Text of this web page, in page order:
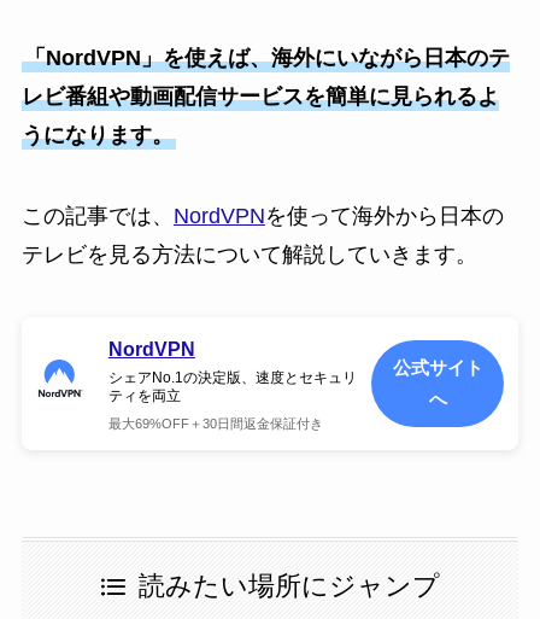
「NordVPN」を使えば、海外にいながら日本のテ
レビ番組や動画配信サービスを簡単に見られるよ
うになります。
この記事では、 NordVPNを使って海外から日本の
テレビを見る方法について解説していきます。
NordVPN
シェアNo.1の決定版、速度とセキュリ
ティを両立
最大69%OFF＋30日間返金保証付き
公式サイト
へ
読みたい場所にジャンプ